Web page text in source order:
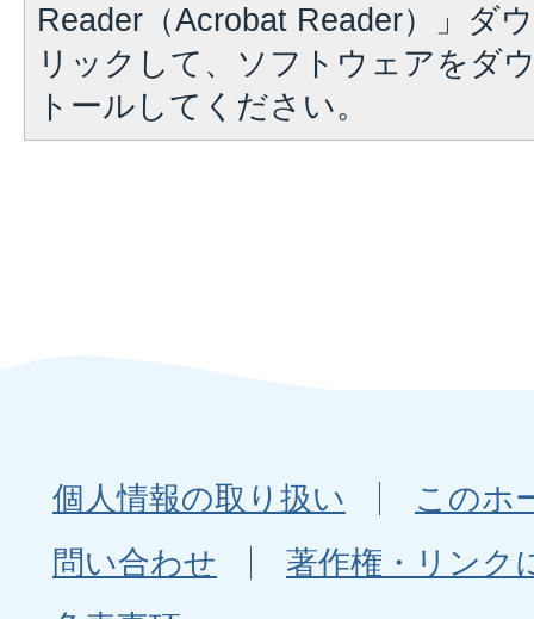
Reader（Acrobat Reader）」ダ
リックして、ソフトウェアをダ
トールしてください。
個人情報の取り扱い
このホ
問い合わせ
著作権・リンク